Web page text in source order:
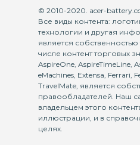
© 2010-2020. acer-
Все виды контента:
технологии и другая
является собственностью
числе контент торговых
AspireOne, AspireTimeLine,
eMachines, Extensa, Ferrari,
TravelMate, является
правообладателей. Наш
владельцем этого
иллюстрации, и в
целях.